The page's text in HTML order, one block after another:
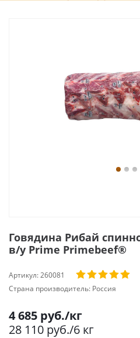
Говядина Рибай
в/у Prime Primebeef®
Артикул:260081
Страна производитель: Россия
4 685 руб./кг
28 110 руб./6 кг